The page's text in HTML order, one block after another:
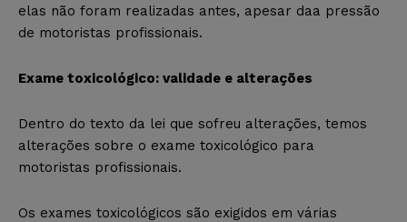
elas não foram realizadas antes, apesar daa pressão
de motoristas profissionais.
Exame toxicológico: validade e alterações
Dentro do texto da lei que sofreu alterações, temos
alterações sobre o exame toxicológico para
motoristas profissionais.
Os exames toxicológicos são exigidos em várias